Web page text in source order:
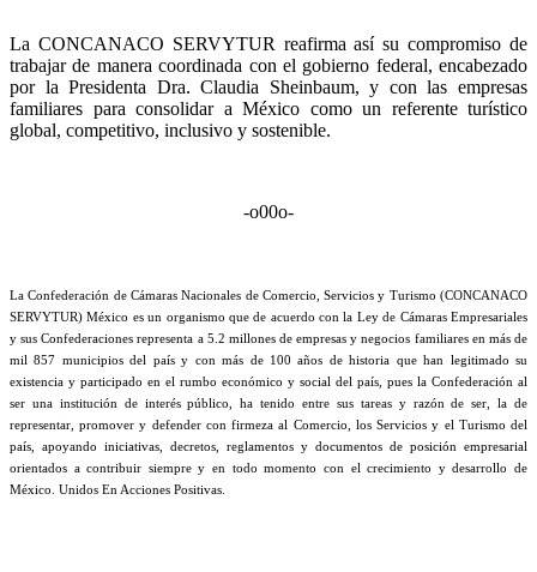
La CONCANACO SERVYTUR reafirma así su compromiso de
trabajar de manera coordinada con el gobierno federal, encabezado
por la Presidenta Dra. Claudia Sheinbaum, y con las empresas
familiares para consolidar a México como un referente turístico
global, competitivo, inclusivo y sostenible.
-o00o-
La Confederación de Cámaras Nacionales de Comercio, Servicios y Turismo (CONCANACO
SERVYTUR) México es un organismo que de acuerdo con la Ley de Cámaras Empresariales
y sus Confederaciones representa a 5.2 millones de empresas y negocios familiares en más de
mil 857 municipios del país y con más de 100 años de historia que han legitimado su
existencia y participado en el rumbo económico y social del país, pues la Confederación al
ser una institución de interés público, ha tenido entre sus tareas y razón de ser, la de
representar, promover y defender con firmeza al Comercio, los Servicios y el Turismo del
país, apoyando iniciativas, decretos, reglamentos y documentos de posición empresarial
orientados a contribuir siempre y en todo momento con el crecimiento y desarrollo de
México. Unidos En Acciones Positivas.